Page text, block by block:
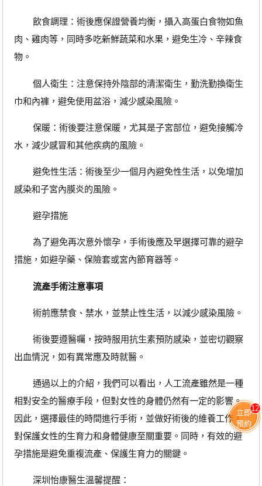
飲食調理：術後應保證營養均衡，攝入高蛋白食物如魚
肉、雞肉等，同時多吃新鮮蔬菜和水果，避免生冷、辛辣食
物。
個人衛生：注意保持外陰部的清潔衛生，勤洗勤換衛生
巾和內褲，避免使用盆浴，減少感染風險。
保暖：術後要注意保暖，尤其是子宮部位，避免接觸冷
水，減少感冒和其他疾病的風險。
避免性生活：術後至少一個月內避免性生活，以免增加
感染和子宮內膜炎的風險。
避孕措施
為了避免再次意外懷孕，手術後應及早選擇可靠的避孕
措施，如避孕藥、保險套或宮內節育器等。
流產手術注意事項
術前應禁食、禁水，並禁止性生活，以減少感染風險。
術後要遵醫囑，按時服用抗生素預防感染，並密切觀察
出血情況，如有異常應及時就醫。
通過以上的介紹，我們可以看出，人工流產雖然是一種
相對安全的醫療手段，但對女性的身體仍然有一定的影響。
因此，選擇最佳的時間進行手術，並做好術後的維養工作，
對保護女性的生育力和身體健康至關重要。同時，有效的避
孕措施是避免重複流產、保護生育力的關鍵。
深圳怡康醫生溫馨提醒：
立即
預約
12